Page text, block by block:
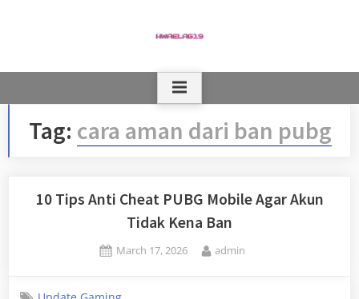
Tag: cara aman dari ban pubg
10 Tips Anti Cheat PUBG Mobile Agar Akun
Tidak Kena Ban
Posted
March 17, 2026 By
admin